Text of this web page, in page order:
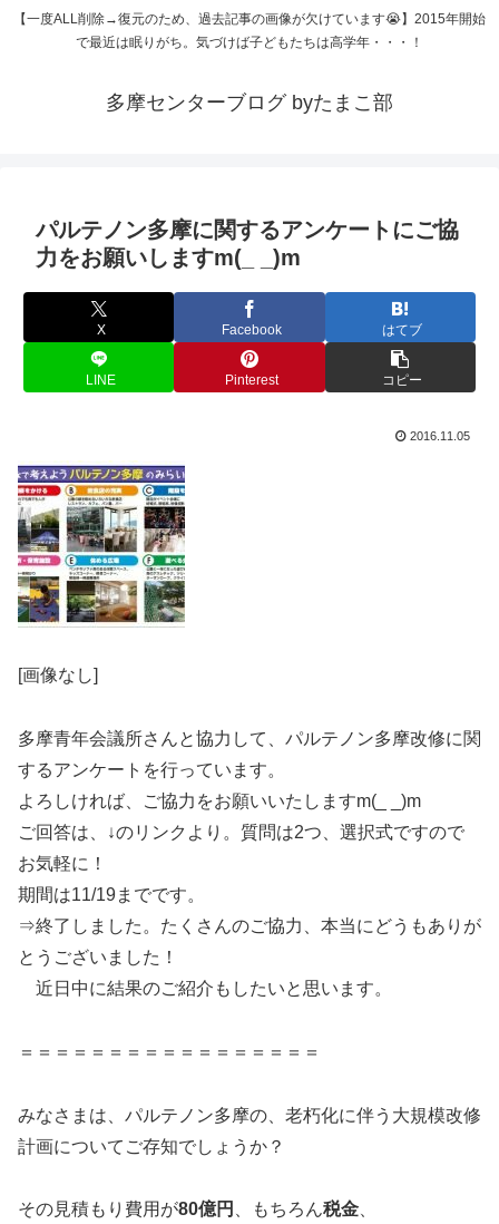
【一度ALL削除→復元のため、過去記事の画像が欠けています😭】2015年開始
で最近は眠りがち。気づけば子どもたちは高学年・・・！
多摩センターブログ byたまこ部
パルテノン多摩に関するアンケートにご協
力をお願いしますm(_ _)m
X Facebook はてブ
LINE Pinterest コピー
2016.11.05
[画像なし]
多摩青年会議所さんと協力して、パルテノン多摩改修に関
するアンケートを行っています。
よろしければ、ご協力をお願いいたしますm(_ _)m
ご回答は、↓のリンクより。質問は2つ、選択式ですので
お気軽に！
期間は11/19までです。
⇒終了しました。たくさんのご協力、本当にどうもありが
とうございました！
近日中に結果のご紹介もしたいと思います。
＝＝＝＝＝＝＝＝＝＝＝＝＝＝＝＝＝
みなさまは、パルテノン多摩の、老朽化に伴う大規模改修
計画についてご存知でしょうか？
その見積もり費用が80億円 、もちろん税金